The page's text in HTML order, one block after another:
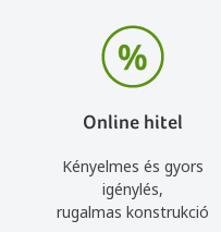
Online hitel
Kényelmes és gyors
igénylés,
rugalmas konstrukció